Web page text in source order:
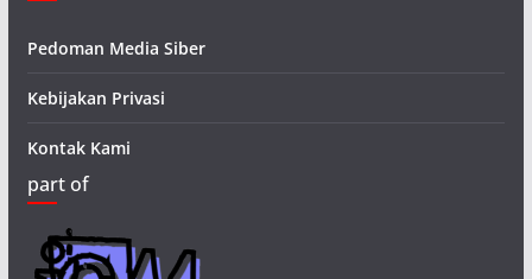
Pedoman Media Siber
Kebijakan Privasi
Kontak Kami
part of